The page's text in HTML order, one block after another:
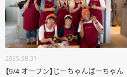
2025.08.31
【9/4 オープン】じーちゃんばーちゃん